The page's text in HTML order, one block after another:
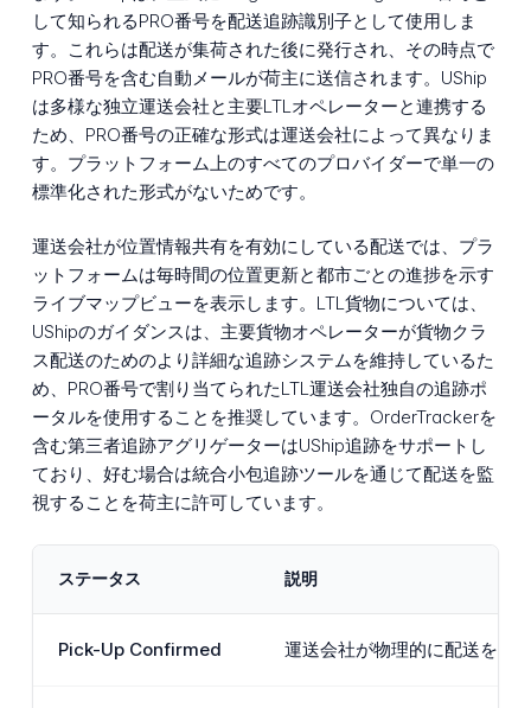
して知られるPRO番号を配送追跡識別子として使用しま
す。これらは配送が集荷された後に発行され、その時点で
PRO番号を含む自動メールが荷主に送信されます。UShip
は多様な独立運送会社と主要LTLオペレーターと連携する
ため、PRO番号の正確な形式は運送会社によって異なりま
す。プラットフォーム上のすべてのプロバイダーで単一の
標準化された形式がないためです。
運送会社が位置情報共有を有効にしている配送では、プラ
ットフォームは毎時間の位置更新と都市ごとの進捗を示す
ライブマップビューを表示します。LTL貨物については、
UShipのガイダンスは、主要貨物オペレーターが貨物クラ
ス配送のためのより詳細な追跡システムを維持しているた
め、PRO番号で割り当てられたLTL運送会社独自の追跡ポ
ータルを使用することを推奨しています。OrderTrackerを
含む第三者追跡アグリゲーターはUShip追跡をサポートし
ており、好む場合は統合小包追跡ツールを通じて配送を監
視することを荷主に許可しています。
ステータス 説明
Pick-Up Confirmed 運送会社が物理的に配送を集